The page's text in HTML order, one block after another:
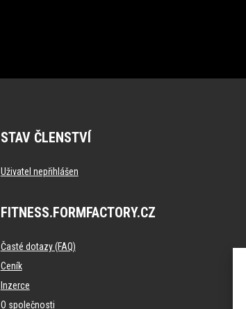
STAV ČLENSTVÍ
Uživatel nepřihlášen
FITNESS.FORMFACTORY.CZ
Časté dotazy (FAQ)
Ceník
Inzerce
O společnosti